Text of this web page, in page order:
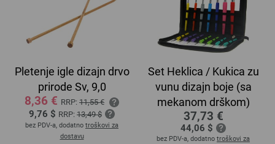
Pletenje igle dizajn drvo
prirode Sv, 9,0
8,36 € RRP: 11,55 €
9,76 $ RRP: 13,49 $
bez PDV-a, dodatno troškovi za
dostavu
Set Heklica / Kukica zu
vunu dizajn boje (sa
mekanom drškom)
37,73 €
44,06 $
bez PDV-a, dodatno troškovi za